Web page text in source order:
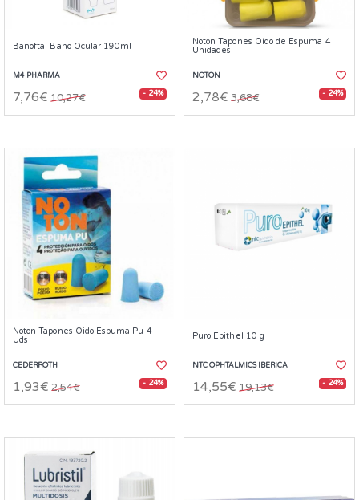
Bañoftal Baño Ocular 190ml
M4 PHARMA
7,76€ 10,27€ - 24%
Noton Tapones Oído de Espuma 4
Unidades
NOTON
2,78€ 3,68€ - 24%
Noton Tapones Oido Espuma Pu 4
Uds
CEDERROTH
1,93€ 2,54€ - 24%
Puro Epithel 10 g
NTC OPHTALMICS IBERICA
14,55€ 19,13€ - 24%